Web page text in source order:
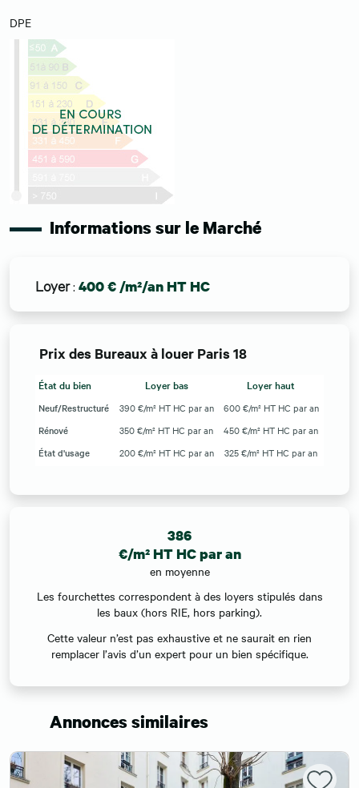
DPE
Informations sur le Marché
Loyer: 400 € /m²/an HT HC
Prix des Bureaux à louer Paris 18
État du bien Loyer bas Loyer haut
Neuf/Restructuré 390 €/m² HT HC par an
600 €/m² HT HC par an
Rénové
350 €/m² HT HC par an
450 €/m² HT HC par an
État d'usage
200 €/m² HT HC par an 325 €/m² HT HC par an
386
€/m² HT HC par an
en moyenne
Les fourchettes correspondent à des loyers stipulés dans
les baux (hors RIE, hors parking).
Cette valeur n’est pas exhaustive et ne saurait en rien
remplacer l’avis d’un expert pour un bien spécifique.
Annonces similaires